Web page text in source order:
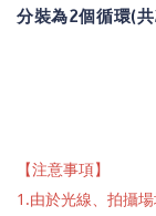
分裝為2個循環(
【注意事項】
1.由於光線、拍攝